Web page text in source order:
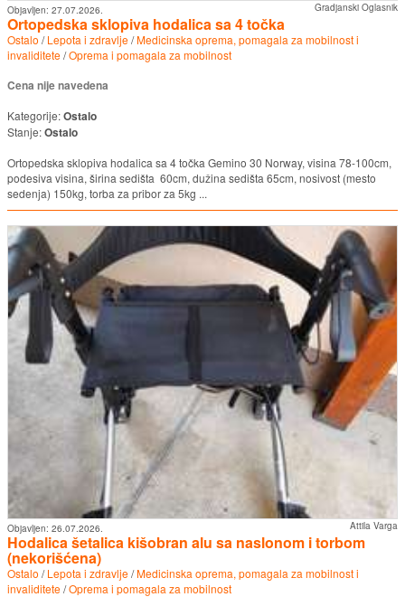
Gradjanski Oglasnik
Objavljen: 27.07.2026.
Ortopedska sklopiva hodalica sa 4 točka
Ostalo /Lepota i zdravlje/Medicinska oprema, pomagala za mobilnost i
invaliditete/Oprema i pomagala za mobilnost
Cena nije navedena
Kategorije:Ostalo
Stanje:Ostalo
Ortopedska sklopiva hodalica sa 4 točka Gemino 30 Norway, visina 78-100cm,
podesiva visina, širina sedišta 60cm, dužina sedišta 65cm, nosivost (mesto
sedenja) 150kg, torba za pribor za 5kg ...
Attila Varga
Objavljen: 26.07.2026.
Hodalica šetalica kišobran alu sa naslonom i torbom
(nekorišćena)
Ostalo /Lepota i zdravlje/Medicinska oprema, pomagala za mobilnost i
invaliditete/Oprema i pomagala za mobilnost